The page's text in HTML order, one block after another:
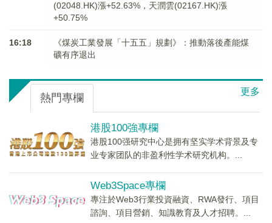
(02048.HK)漲+52.63%，天潤雲(02167.HK)漲
+50.75%
16:18
《煤炭工業發展「十五五」規劃》：推動落後產能煤
礦有序退出
更多
熱門專欄
港股100強專欄
港股100强研究中心是拥有坚实学术背景及专
业专家团队的非盈利性学术研究机构。...
Web3Space專欄
專注於Web3行業投資融資、RWA發行、項目
諮詢、項目營銷、知識教育及人才招聘。...